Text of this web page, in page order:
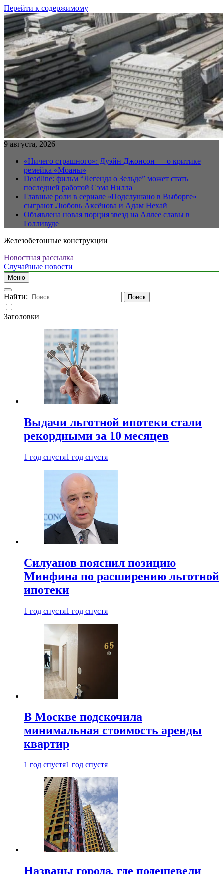
Перейти к содержимому
9 августа, 2026
«Ничего страшного»: Дуэйн Джонсон — о критике
ремейка «Моаны»
Deadline: фильм “Легенда о Зельде” может стать
последней работой Сэма Нилла
Главные роли в сериале «Подслушано в Выборге»
сыграют Любовь Аксёнова и Адам Нехай
Объявлена новая порция звезд на Аллее славы в
Голливуде
Железобетонные конструкции
Новостная рассылка
Случайные новости
Меню
Найти:
Заголовки
Выдачи льготной ипотеки стали
рекордными за 10 месяцев
1 год спустя1 год спустя
Силуанов пояснил позицию
Минфина по расширению льготной
ипотеки
1 год спустя1 год спустя
В Москве подскочила
минимальная стоимость аренды
квартир
1 год спустя1 год спустя
Названы города, где подешевели